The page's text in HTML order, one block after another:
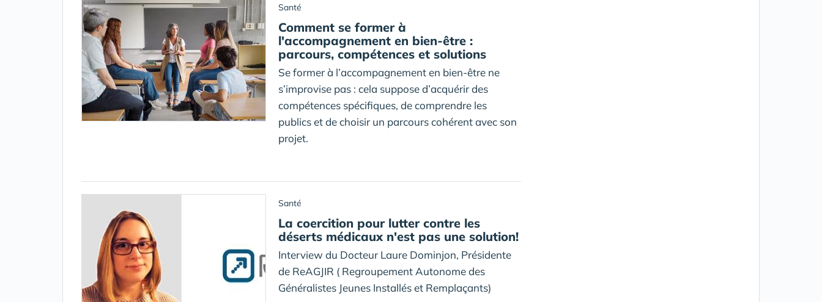
Santé
Comment se former à
l'accompagnement en bien-être :
parcours, compétences et solutions
Se former à l’accompagnement en bien-être ne
s’improvise pas : cela suppose d’acquérir des
compétences spécifiques, de comprendre les
publics et de choisir un parcours cohérent avec son
projet.
Santé
La coercition pour lutter contre les
déserts médicaux n'est pas une solution!
Interview du Docteur Laure Dominjon, Présidente
de ReAGJIR ( Regroupement Autonome des
Généralistes Jeunes Installés et Remplaçants)